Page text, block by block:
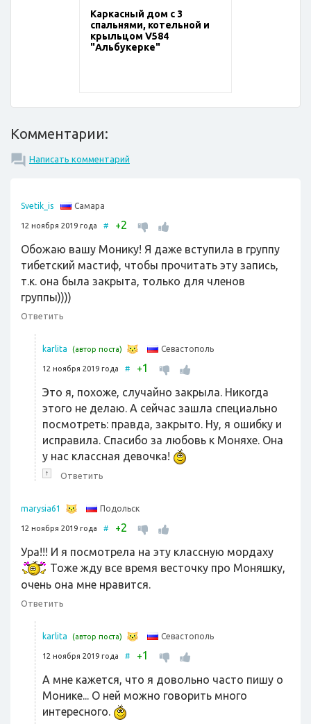
Каркасный дом с 3
спальнями, котельной и
крыльцом V584
"Альбукерке"
Комментарии:
Написать комментарий
Svetik_is Самара
12 ноября 2019 года # +2
Обожаю вашу Монику! Я даже вступила в группу
тибетский мастиф, чтобы прочитать эту запись,
т.к. она была закрыта, только для членов
группы))))
Ответить
karlita (автор поста) Севастополь
12 ноября 2019 года # +1
Это я, похоже, случайно закрыла. Никогда
этого не делаю. А сейчас зашла специально
посмотреть: правда, закрыто. Ну, я ошибку и
исправила. Спасибо за любовь к Моняхе. Она
у нас классная девочка!
↑ Ответить
marysia61 Подольск
12 ноября 2019 года # +2
Ура!!! И я посмотрела на эту классную мордаху
Тоже жду все время весточку про Моняшку,
очень она мне нравится.
Ответить
karlita (автор поста) Севастополь
12 ноября 2019 года # +1
А мне кажется, что я довольно часто пишу о
Монике... О ней можно говорить много
интересного.